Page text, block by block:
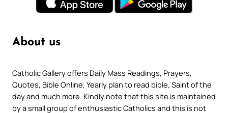
About us
Catholic Gallery offers Daily Mass Readings, Prayers,
Quotes, Bible Online, Yearly plan to read bible, Saint of the
day and much more. Kindly note that this site is maintained
by a small group of enthusiastic Catholics and this is not